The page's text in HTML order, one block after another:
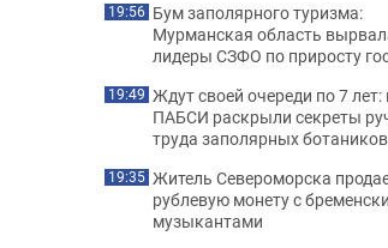
19:56 Бум заполярного туризма:
Мурманская область
лидеры СЗФО по приросту
19:49 Ждут своей очереди по 7 лет:
ПАБСИ раскрыли секреты
труда заполярных ботаников
19:35 Житель Североморска
рублевую монету с
музыкантами